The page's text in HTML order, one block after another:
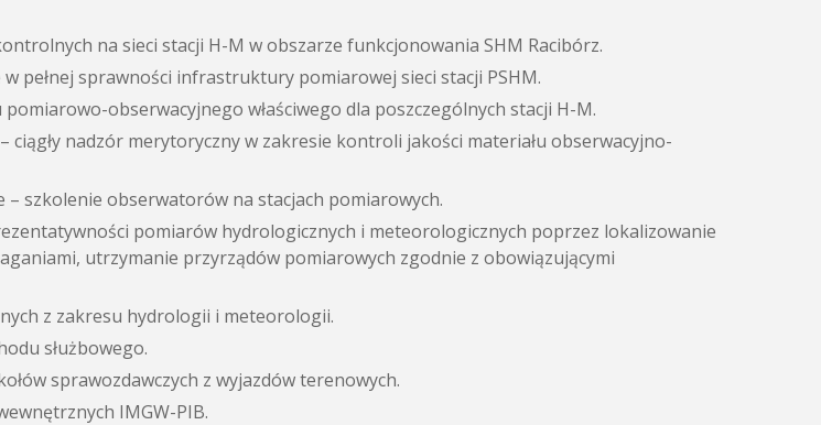
na sieci stacji H-M w obszarze funkcjonowania SHM Racibórz.
pełnej sprawności infrastruktury pomiarowej sieci stacji PSHM.
obserwacyjnego właściwego dla poszczególnych stacji H-M.
ciągły nadzór merytoryczny w zakresie kontroli jakości materiału obserwacyjno-
– szkolenie obserwatorów na stacjach pomiarowych.
pomiarów hydrologicznych i meteorologicznych poprzez lokalizowanie
utrzymanie przyrządów pomiarowych zgodnie z obowiązującymi
z zakresu hydrologii i meteorologii.
służbowego.
sprawozdawczych z wyjazdów terenowych.
IMGW-PIB.